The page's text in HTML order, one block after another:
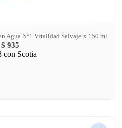
Agua N°1 Vitalidad Salvaje x 150 ml
$ 935
con Scotia